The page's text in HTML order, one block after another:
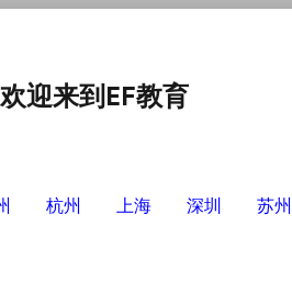
欢迎来到EF教育
杭州 上海 深圳 苏州